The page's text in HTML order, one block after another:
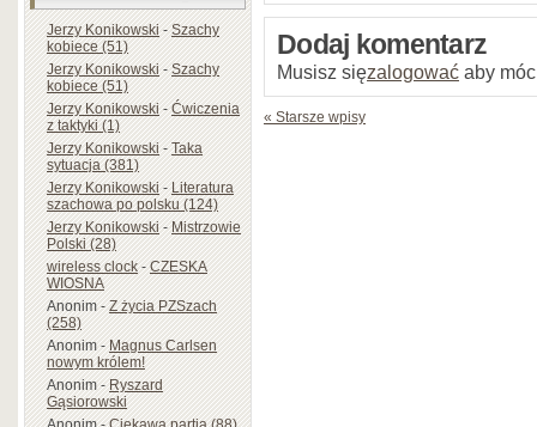
Jerzy Konikowski-Szachy
kobiece (51)
Jerzy Konikowski-Szachy
kobiece (51)
Jerzy Konikowski-Ćwiczenia
z taktyki (1)
Jerzy Konikowski-Taka
sytuacja (381)
Jerzy Konikowski-Literatura
szachowa po polsku (124)
Jerzy Konikowski-Mistrzowie
Polski (28)
wireless clock-CZESKA
WIOSNA
Anonim-Z życia PZSzach
(258)
Anonim-Magnus Carlsen
nowym królem!
Anonim-Ryszard
Gąsiorowski
Dodaj komentarz
Musisz sięzalogować aby
« Starsze wpisy